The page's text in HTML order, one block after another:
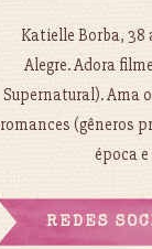
Katielle Borba, 38
Alegre. Adora
Supernatural). Ama
romances (gêneros
época
REDES